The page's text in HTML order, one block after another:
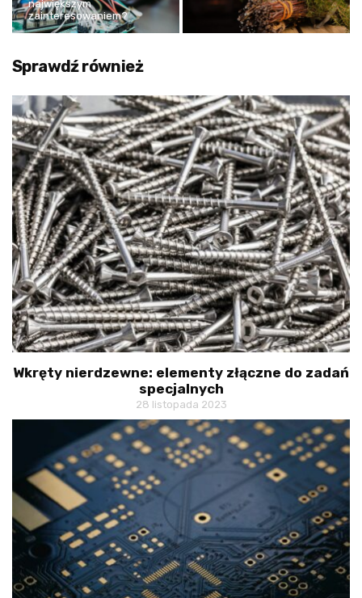
największym
zainteresowaniem?
Sprawdź również
Wkręty nierdzewne: elementy złączne do zadań
specjalnych
28 listopada 2023